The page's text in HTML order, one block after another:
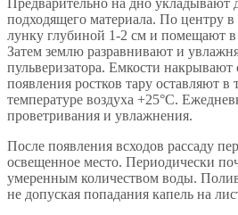
подходящего материала. По центру
лунку глубиной 1-2 см и помещают
Затем землю разравнивают и
пульверизатора. Емкости
появления ростков тару оставляют
температуре воздуха +25°С.
проветривания и увлажнения.
После появления всходов рассаду
освещенное место. Периодически
умеренным количеством воды.
не допуская попадания капель на